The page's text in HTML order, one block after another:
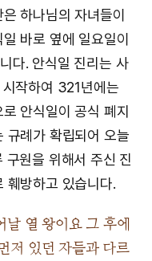
하나님의 자녀들이
바로 옆에 일요일이
다. 안식일 진리는 사
작하여 321년에는
안식일이 공식 폐지
규례가 확립되어 오늘
구원을 위해서 주신 진
훼방하고 있습니다.
날 열 왕이요 그 후에
저 있던 자들과 다르